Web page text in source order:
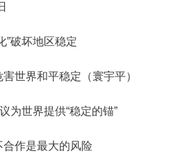
”破坏地区稳定
世界和平稳定（寰宇平）
为世界提供“稳定的锚”
作是最大的风险